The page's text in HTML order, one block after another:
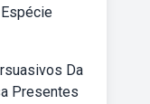
Da
Presentes